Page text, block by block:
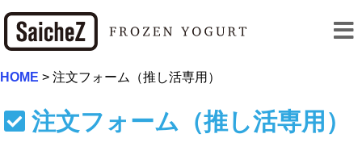
HOME > 注文フォーム（推し活専用）
注文フォーム（推し活専用）